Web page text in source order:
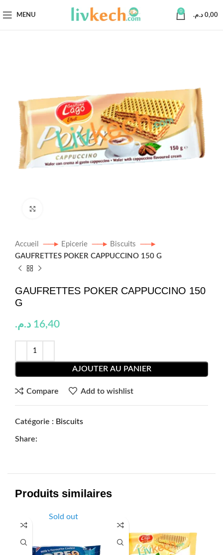
MENU
0
0,00 د.م.
Accueil Epicerie
Biscuits
GAUFRETTES POKER CAPPUCCINO 150 G
GAUFRETTES POKER CAPPUCCINO 150
G
16,40 د.م.
AJOUTER AU PANIER
Compare Add to wishlist
Catégorie : Biscuits
Share:
Produits similaires
Sold out